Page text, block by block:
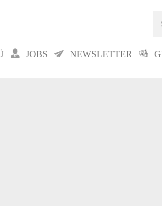
JOBS NEWSLETTER